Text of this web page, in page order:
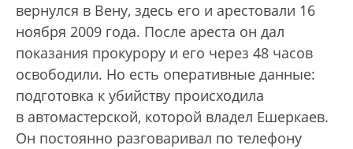
вернулся в Вену, здесь его и арестовали 16
ноября 2009 года. После ареста он дал
показания прокурору и его через 48 часов
освободили. Но есть оперативные данные:
подготовка к убийству происходила
в автомастерской, которой владел Ешеркаев.
Он постоянно разговаривал по телефону